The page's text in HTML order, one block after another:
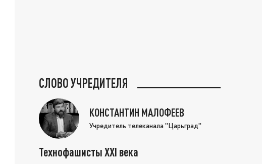
СЛОВО УЧРЕДИТЕЛЯ
КОНСТАНТИН МАЛОФЕЕВ
Учредитель телеканала "Царьград"
Технофашисты XXI века